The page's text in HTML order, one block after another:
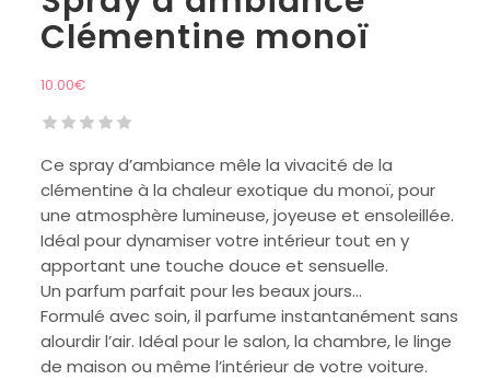
Clémentine monoï
10.00€
Ce spray d’ambiance mêle la vivacité de la
clémentine à la chaleur exotique du monoï, pour
une atmosphère lumineuse, joyeuse et ensoleillée.
Idéal pour dynamiser votre intérieur tout en y
apportant une touche douce et sensuelle.
Un parfum parfait pour les beaux jours…
Formulé avec soin, il parfume instantanément sans
alourdir l’air. Idéal pour le salon, la chambre, le linge
de maison ou même l’intérieur de votre voiture.